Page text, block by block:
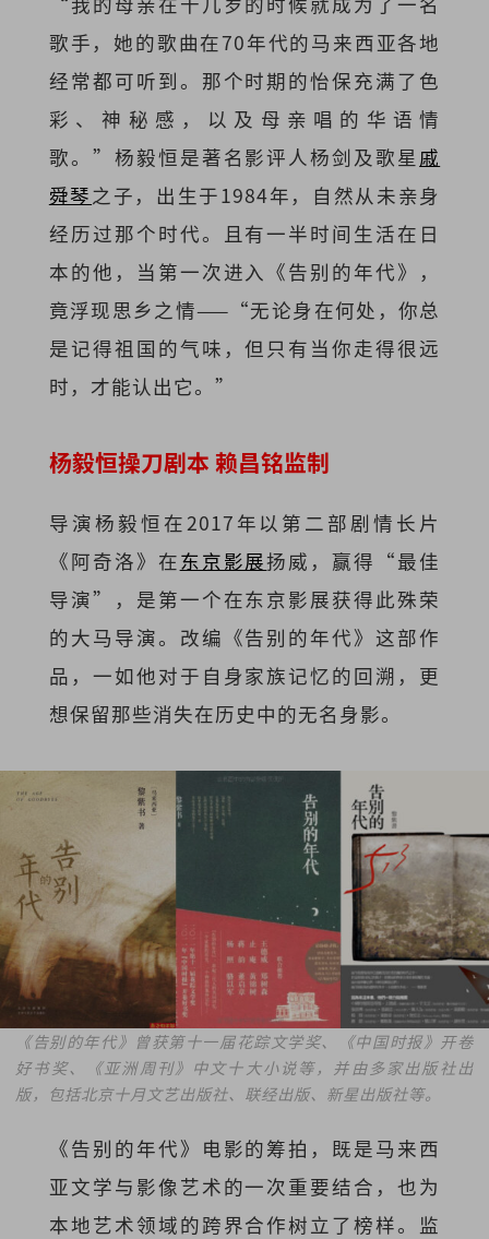
歌手，她的歌曲在70年代的马来西亚各地
经常都可听到。那个时期的怡保充满了色
彩、神秘感，以及母亲唱的华语情
歌。”杨毅恒是著名影评人杨剑及歌星 戚
舜琴之子，出生于1984年，自然从未亲身
经历过那个时代。且有一半时间生活在日
本的他，当第一次进入《告别的年代》，
竟浮现思乡之情——“无论身在何处，你总
是记得祖国的气味，但只有当你走得很远
时，才能认出它。”
杨毅恒操刀剧本 赖昌铭监制
导演杨毅恒 在2017年以第二部剧情长片
《阿奇洛》在东京影展扬威，赢得“最佳
导演”，是第一个在东京影展获得此殊荣
的大马导演。改编《告别的年代》这部作
品，一如他对于自身家族记忆的回溯，更
想保留那些消失在历史中的无名身影。
《告别的年代》曾获第十一届花踪文学奖、《中国时报》开卷
好书奖、《亚洲周刊》中文十大小说等，并由多家出版社出
版，包括北京十月文艺出版社、联经出版、新星出版社等。
《告别的年代》电影的筹拍，既是马来西
亚文学与影像艺术的一次重要结合，也为
本地艺术领域的跨界合作树立了榜样。监